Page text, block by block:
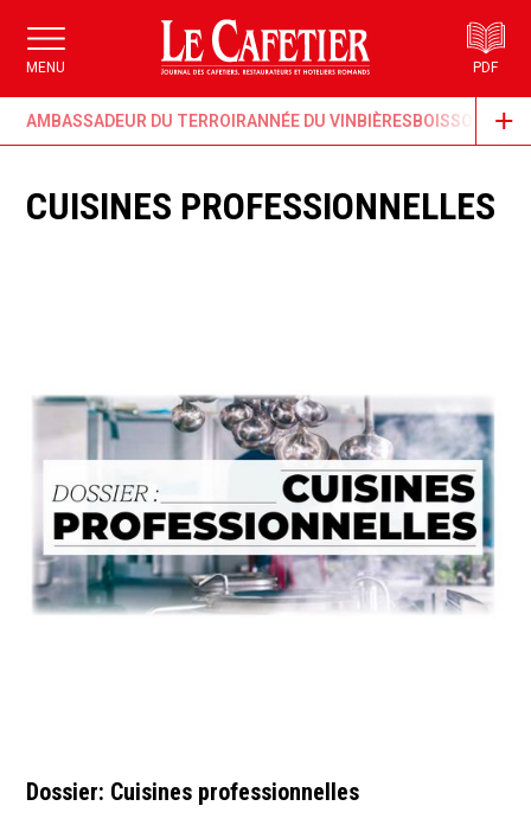
MENU PDF
AMBASSADEUR DU TERROIRANNÉE DU VINBIÈRESBOISSONS &
CUISINES PROFESSIONNELLES
Dossier: Cuisines professionnelles